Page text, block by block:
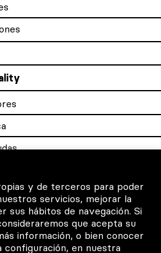
y de terceros para poder
servicios, mejorar la
sus hábitos de navegación. Si
que acepta su
información, o bien conocer
configuración, en nuestra